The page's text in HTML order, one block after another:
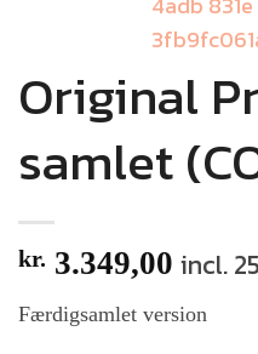
Original
samlet
kr. 3.349,00 incl.
Færdigsamlet version